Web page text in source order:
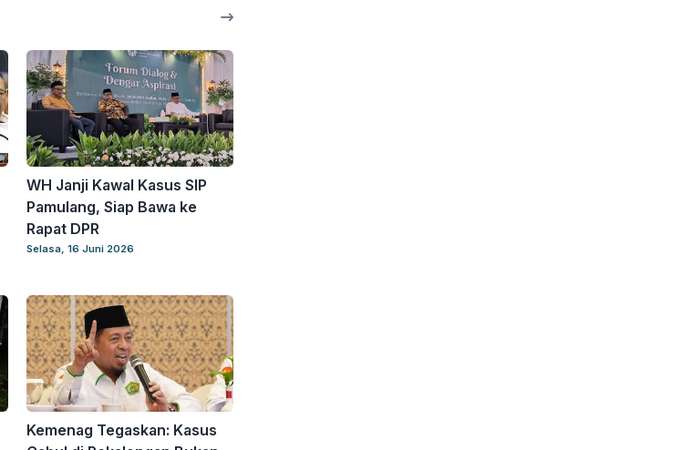
WH Janji Kawal Kasus SIP
Pamulang, Siap Bawa ke
Rapat DPR
Selasa, 16 Juni 2026
Kemenag Tegaskan: Kasus